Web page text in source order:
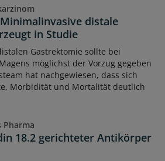
distale
in Studie
Gastrektomie sollte bei
möglichst der Vorzug gegeben
hat nachgewiesen, dass sich
Morbidität und Mortalität deutlich
Pharma
18.2 gerichteter Antikörper